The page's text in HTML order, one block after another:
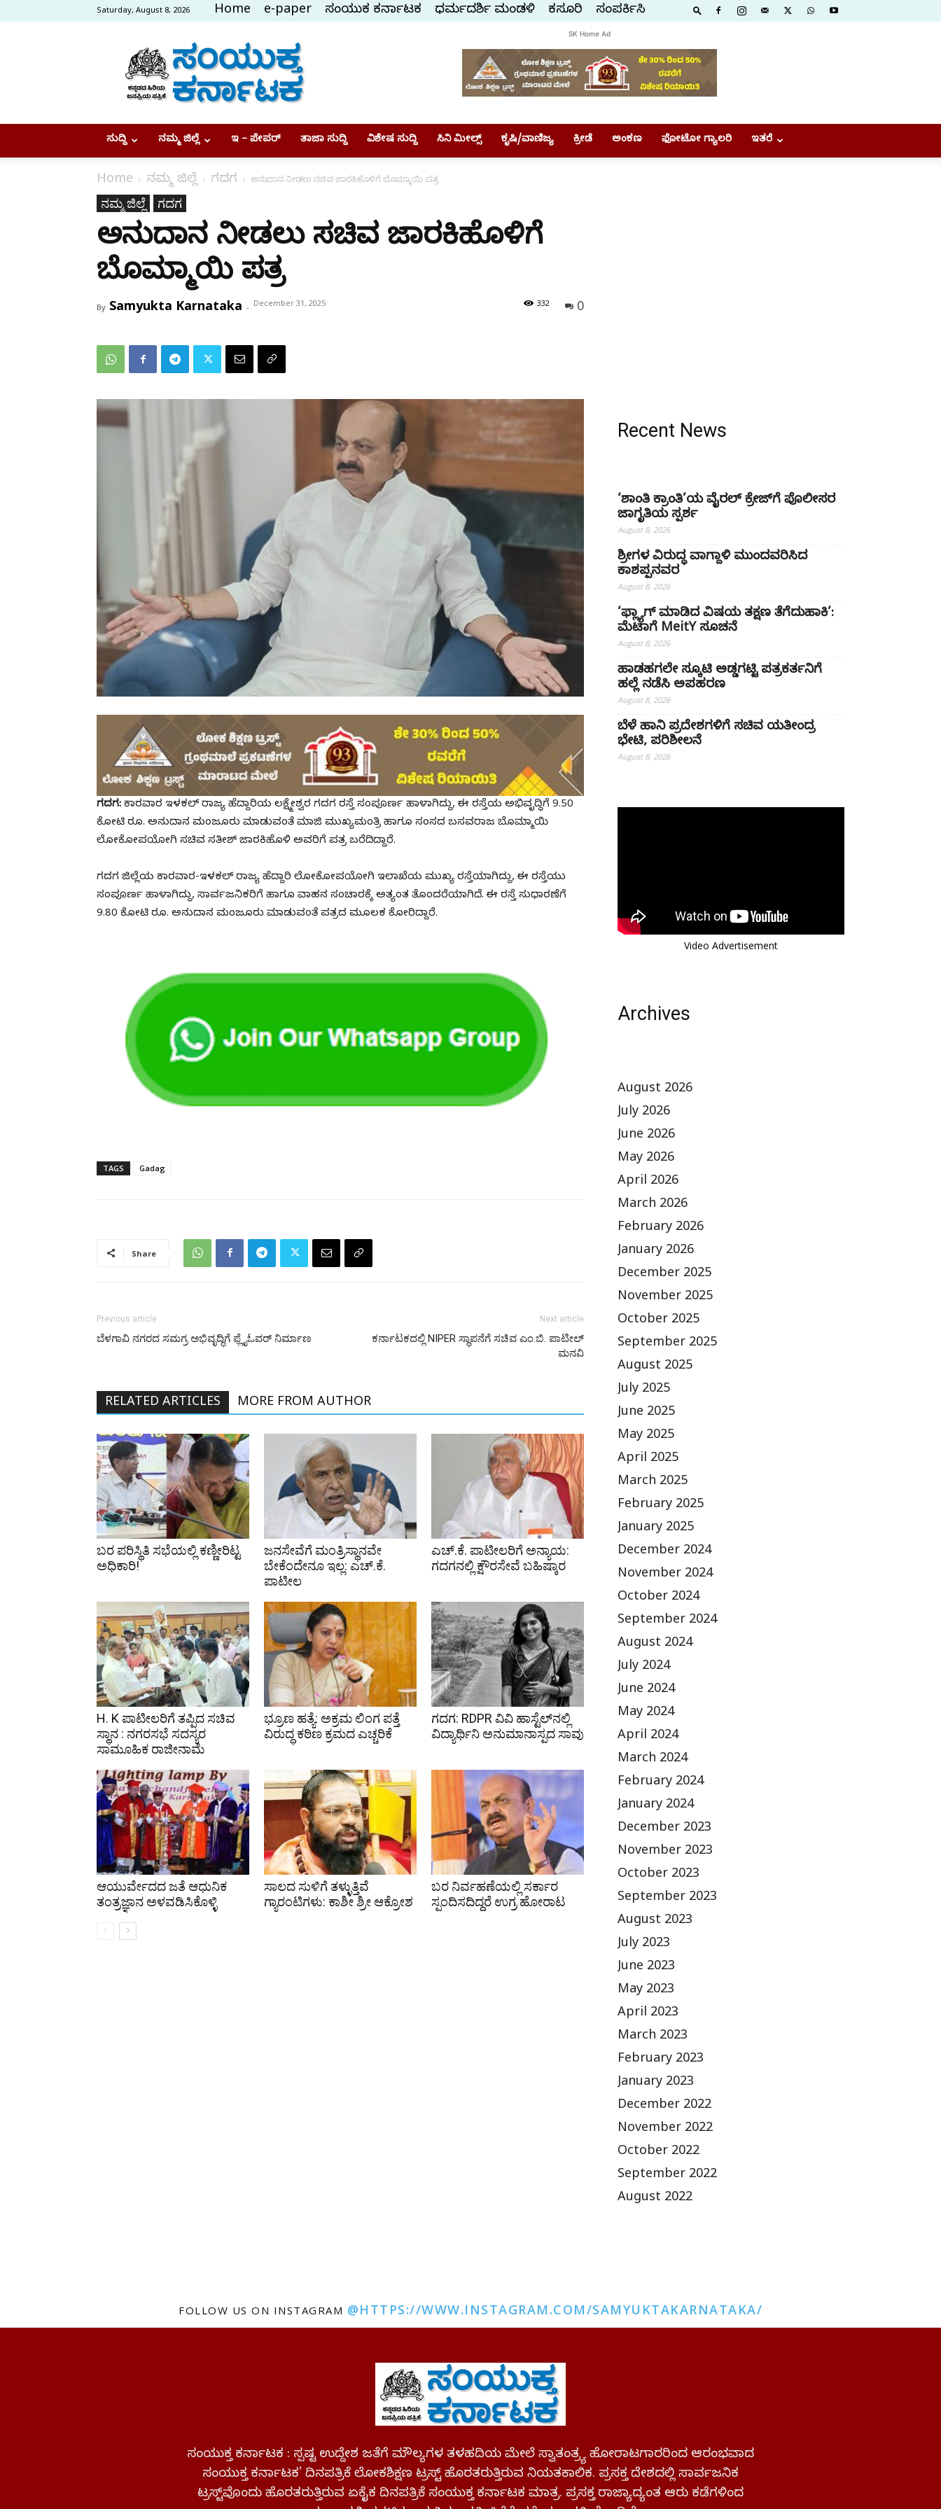
Saturday, August 8, 2026 Home e-paper ಸಂಯುಕ್ತ ಕರ್ನಾಟಕ ಧರ್ಮದರ್ಶಿ ಮಂಡಳಿ ಕಸ್ತೂರಿ ಸಂಪರ್ಕಿಸಿ
Samyukta
Karnataka
SK Home Ad
ಸುದ್ದಿ ನಮ್ಮ ಜಿಲ್ಲೆ ಇ – ಪೇಪರ್ ತಾಜಾ ಸುದ್ದಿ ವಿಶೇಷ ಸುದ್ದಿ ಸಿನಿ ಮೀಲ್ಸ್ ಕೃಷಿ/ವಾಣಿಜ್ಯ ಕ್ರೀಡೆ ಅಂಕಣ ಫೋಟೋ ಗ್ಯಾಲರಿ ಇತರೆ
Home ನಮ್ಮ ಜಿಲ್ಲೆ ಗದಗ ಅನುದಾನ ನೀಡಲು ಸಚಿವ ಜಾರಕಿಹೊಳಿಗೆ ಬೊಮ್ಮಾಯಿ ಪತ್ರ
ನಮ್ಮ ಜಿಲ್ಲೆ ಗದಗ
ಅನುದಾನ ನೀಡಲು ಸಚಿವ ಜಾರಕಿಹೊಳಿಗೆ
ಬೊಮ್ಮಾಯಿ ಪತ್ರ
By Samyukta Karnataka - December 31, 2025 0
332
ಗದಗ: ಕಾರವಾರ ಇಳಕಲ್ ರಾಜ್ಯ ಹೆದ್ದಾರಿಯ ಲಕ್ಷ್ಮೇಶ್ವರ ಗದಗ ರಸ್ತೆ ಸಂಪೂರ್ಣ ಹಾಳಾಗಿದ್ದು, ಈ ರಸ್ತೆಯ ಅಭಿವೃದ್ಧಿಗೆ 9.50
ಕೋಟಿ ರೂ. ಅನುದಾನ ಮಂಜೂರು ಮಾಡುವಂತೆ ಮಾಜಿ ಮುಖ್ಯಮಂತ್ರಿ ಹಾಗೂ ಸಂಸದ ಬಸವರಾಜ ಬೊಮ್ಮಾಯಿ
ಲೋಕೋಪಯೋಗಿ ಸಚಿವ ಸತೀಶ್‌ ಜಾರಕಿಹೊಳಿ ಅವರಿಗೆ ಪತ್ರ ಬರೆದಿದ್ದಾರೆ.
ಗದಗ ಜಿಲ್ಲೆಯ ಕಾರವಾರ-ಇಳಕಲ್ ರಾಜ್ಯ ಹೆದ್ದಾರಿ ಲೋಕೋಪಯೋಗಿ ಇಲಾಖೆಯ ಮುಖ್ಯ ರಸ್ತೆಯಾಗಿದ್ದು, ಈ ರಸ್ತೆಯು
ಸಂಪೂರ್ಣ ಹಾಳಾಗಿದ್ದು, ಸಾರ್ವಜನಿಕರಿಗೆ ಹಾಗೂ ವಾಹನ ಸಂಚಾರಕ್ಕೆ ಅತ್ಯಂತ ತೊಂದರೆಯಾಗಿದೆ. ಈ ರಸ್ತೆ ಸುಧಾರಣೆಗೆ
9.80 ಕೋಟಿ ರೂ. ಅನುದಾನ ಮಂಜೂರು ಮಾಡುವಂತೆ ಪತ್ರದ ಮೂಲಕ ಕೋರಿದ್ದಾರೆ.
TAGS Gadag
Share
Previous article
ಬೆಳಗಾವಿ ನಗರದ ಸಮಗ್ರ ಅಭಿವೃದ್ಧಿಗೆ ಫ್ಲೈಓವರ್ ನಿರ್ಮಾಣ
Next article
ಕರ್ನಾಟಕದಲ್ಲಿ NIPER ಸ್ಥಾಪನೆಗೆ ಸಚಿವ ಎಂ.ಬಿ. ಪಾಟೀಲ್
ಮನವಿ
RELATED ARTICLES MORE FROM AUTHOR
ಬರ ಪರಿಸ್ಥಿತಿ ಸಭೆಯಲ್ಲಿ ಕಣ್ಣೀರಿಟ್ಟ
ಅಧಿಕಾರಿ!
ಜನಸೇವೆಗೆ ಮಂತ್ರಿಸ್ಥಾನವೇ
ಬೇಕೆಂದೇನೂ ಇಲ್ಲ: ಎಚ್‌.ಕೆ.
ಪಾಟೀಲ
ಎಚ್‌.ಕೆ. ಪಾಟೀಲರಿಗೆ ಅನ್ಯಾಯ:
ಗದಗನಲ್ಲಿ ಕ್ಷೌರಸೇವೆ ಬಹಿಷ್ಕಾರ
H. K ಪಾಟೀಲರಿಗೆ ತಪ್ಪಿದ ಸಚಿವ
ಸ್ಥಾನ : ನಗರಸಭೆ ಸದಸ್ಯರ
ಸಾಮೂಹಿಕ ರಾಜೀನಾಮೆ
ಭ್ರೂಣ ಹತ್ಯೆ: ಅಕ್ರಮ ಲಿಂಗ ಪತ್ತೆ
ವಿರುದ್ಧ ಕಠಿಣ ಕ್ರಮದ ಎಚ್ಚರಿಕೆ
ಗದಗ: RDPR ವಿವಿ ಹಾಸ್ಟೆಲ್‌ನಲ್ಲಿ
ವಿದ್ಯಾರ್ಥಿನಿ ಅನುಮಾನಾಸ್ಪದ ಸಾವು
ಆಯುರ್ವೇದದ ಜತೆ ಆಧುನಿಕ
ತಂತ್ರಜ್ಞಾನ ಅಳವಡಿಸಿಕೊಳ್ಳಿ
ಸಾಲದ ಸುಳಿಗೆ ತಳ್ಳುತ್ತಿವೆ
ಗ್ಯಾರಂಟಿಗಳು: ಕಾಶೀ ಶ್ರೀ ಆಕ್ರೋಶ
ಬರ ನಿರ್ವಹಣೆಯಲ್ಲಿ ಸರ್ಕಾರ
ಸ್ಪಂದಿಸದಿದ್ದರೆ ಉಗ್ರ ಹೋರಾಟ
Recent News
‘ಶಾಂತಿ ಕ್ರಾಂತಿ’ಯ ವೈರಲ್ ಕ್ರೇಜ್‌ಗೆ ಪೊಲೀಸರ
ಜಾಗೃತಿಯ ಸ್ಪರ್ಶ
August 8, 2026
ಶ್ರೀಗಳ ವಿರುದ್ಧ ವಾಗ್ದಾಳಿ ಮುಂದವರಿಸಿದ
ಕಾಶಪ್ಪನವರ
August 8, 2026
‘ಫ್ಲ್ಯಾಗ್ ಮಾಡಿದ ವಿಷಯ ತಕ್ಷಣ ತೆಗೆದುಹಾಕಿ’:
ಮೆಟಾಗೆ MeitY ಸೂಚನೆ
August 8, 2026
ಹಾಡಹಗಲೇ ಸ್ಕೂಟಿ ಅಡ್ಡಗಟ್ಟಿ ಪತ್ರಕರ್ತನಿಗೆ
ಹಲ್ಲೆ ನಡೆಸಿ ಅಪಹರಣ
August 8, 2026
ಬೆಳೆ ಹಾನಿ ಪ್ರದೇಶಗಳಿಗೆ ಸಚಿವ ಯತೀಂದ್ರ
ಭೇಟಿ, ಪರಿಶೀಲನೆ
August 8, 2026
Video Advertisement
Archives
August 2026
July 2026
June 2026
May 2026
April 2026
March 2026
February 2026
January 2026
December 2025
November 2025
October 2025
September 2025
August 2025
July 2025
June 2025
May 2025
April 2025
March 2025
February 2025
January 2025
December 2024
November 2024
October 2024
September 2024
August 2024
July 2024
June 2024
May 2024
April 2024
March 2024
February 2024
January 2024
December 2023
November 2023
October 2023
September 2023
August 2023
July 2023
June 2023
May 2023
April 2023
March 2023
February 2023
January 2023
December 2022
November 2022
October 2022
September 2022
August 2022
FOLLOW US ON INSTAGRAM @HTTPS://WWW.INSTAGRAM.COM/SAMYUKTAKARNATAKA/
ಸಂಯುಕ್ತ ಕರ್ನಾಟಕ : ಸ್ಪಷ್ಟ ಉದ್ದೇಶ ಜತೆಗೆ ಮೌಲ್ಯಗಳ ತಳಹದಿಯ ಮೇಲೆ ಸ್ವಾತಂತ್ರ್ಯ ಹೋರಾಟಗಾರರಿಂದ ಆರಂಭವಾದ
ಸಂಯುಕ್ತ ಕರ್ನಾಟಕ' ದಿನಪತ್ರಿಕೆ ಲೋಕಶಿಕ್ಷಣ ಟ್ರಸ್ಟ್ ಹೊರತರುತ್ತಿರುವ ನಿಯತಕಾಲಿಕ. ಪ್ರಸಕ್ತ ದೇಶದಲ್ಲಿ ಸಾರ್ವಜನಿಕ
ಟ್ರಸ್ಟ್‌ವೊಂದು ಹೊರತರುತ್ತಿರುವ ಏಕೈಕ ದಿನಪತ್ರಿಕೆ ಸಂಯುಕ್ತ ಕರ್ನಾಟಕ ಮಾತ್ರ. ಪ್ರಸಕ್ತ ರಾಜ್ಯಾದ್ಯಂತ ಆರು ಕಡೆಗಳಿಂದ